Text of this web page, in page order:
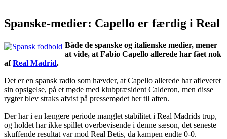
Spanske-medier: Capello er færdig i Real
Både de spanske og italienske medier, mener
at vide, at Fabio Capello allerede har fået nok
afReal Madrid.
Det er en spansk radio som hævder, at Capello allerede har afleveret
sin opsigelse, på et møde med klubpræsident Calderon, men disse
rygter blev straks afvist på pressemødet her til aften.
Der har i en længere periode manglet stabilitet i Real Madrids trup,
og holdet har ikke spillet overbevisende i denne sæson, det seneste
skuffende resultat var mod Real Betis, da kampen endte 0-0.